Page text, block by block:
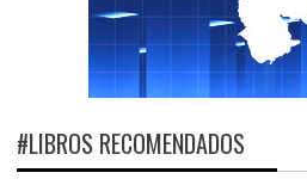
#LIBROS RECOMENDADOS